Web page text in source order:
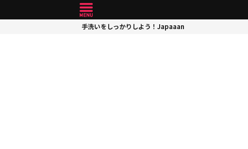
手洗いをしっかりしよう！Japaaan